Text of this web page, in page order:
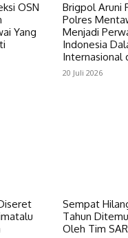
OSN
Yang
Brigpol Aruni
Polres
Menjadi
Indonesia
Internasional
20 Juli 2026
Sempat
Tahun
Oleh Tim